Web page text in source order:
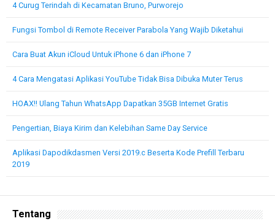
4 Curug Terindah di Kecamatan Bruno, Purworejo
Fungsi Tombol di Remote Receiver Parabola Yang Wajib Diketahui
Cara Buat Akun iCloud Untuk iPhone 6 dan iPhone 7
4 Cara Mengatasi Aplikasi YouTube Tidak Bisa Dibuka Muter Terus
HOAX!! Ulang Tahun WhatsApp Dapatkan 35GB Internet Gratis
Pengertian, Biaya Kirim dan Kelebihan Same Day Service
Aplikasi Dapodikdasmen Versi 2019.c Beserta Kode Prefill Terbaru
2019
Tentang